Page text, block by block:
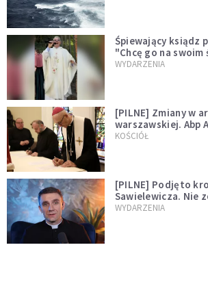
Śpiewający ksiądz
"Chcę go na swoim
WYDARZENIA
[PILNE] Zmiany w
warszawskiej. Abp
wręczył dekrety
KOŚCIÓŁ
[PILNE] Podjęto
Sawielewicza. Nie
mediach
WYDARZENIA